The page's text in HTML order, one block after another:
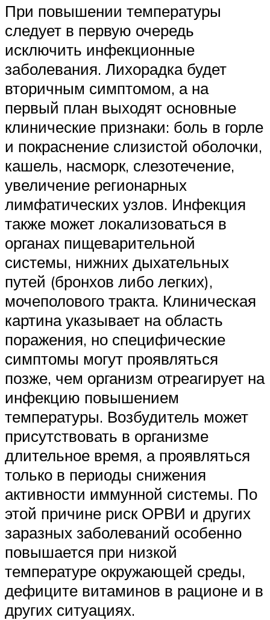
При повышении температуры
следует в первую очередь
исключить инфекционные
заболевания. Лихорадка будет
вторичным симптомом, а на
первый план выходят основные
клинические признаки: боль в горле
и покраснение слизистой оболочки,
кашель, насморк, слезотечение,
увеличение регионарных
лимфатических узлов. Инфекция
также может локализоваться в
органах пищеварительной
системы, нижних дыхательных
путей (бронхов либо легких),
мочеполового тракта. Клиническая
картина указывает на область
поражения, но специфические
симптомы могут проявляться
позже, чем организм отреагирует на
инфекцию повышением
температуры. Возбудитель может
присутствовать в организме
длительное время, а проявляться
только в периоды снижения
активности иммунной системы. По
этой причине риск ОРВИ и других
заразных заболеваний особенно
повышается при низкой
температуре окружающей среды,
дефиците витаминов в рационе и в
других ситуациях.